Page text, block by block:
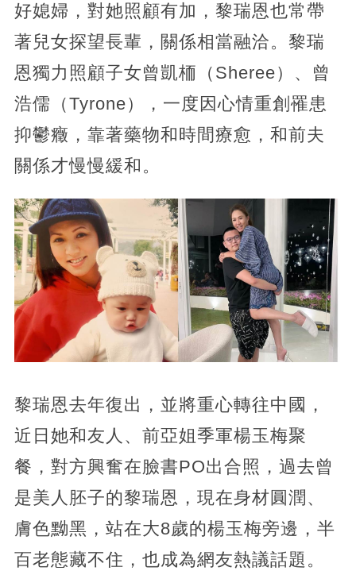
好媳婦，對她照顧有加，黎瑞恩也常帶
著兒女探望長輩，關係相當融洽。黎瑞
恩獨力照顧子女曾凱栭（Sheree）、曾
浩儒（Tyrone），一度因心情重創罹患
抑鬱癥，靠著藥物和時間療愈，和前夫
關係才慢慢緩和。
黎瑞恩去年復出，並將重心轉往中國，
近日她和友人、前亞姐季軍楊玉梅聚
餐，對方興奮在臉書PO出合照，過去曾
是美人胚子的黎瑞恩，現在身材圓潤、
膚色黝黑，站在大8歲的楊玉梅旁邊，半
百老態藏不住，也成為網友熱議話題。